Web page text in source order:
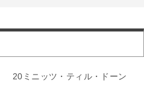
20ミニッツ・ティル・ドーン